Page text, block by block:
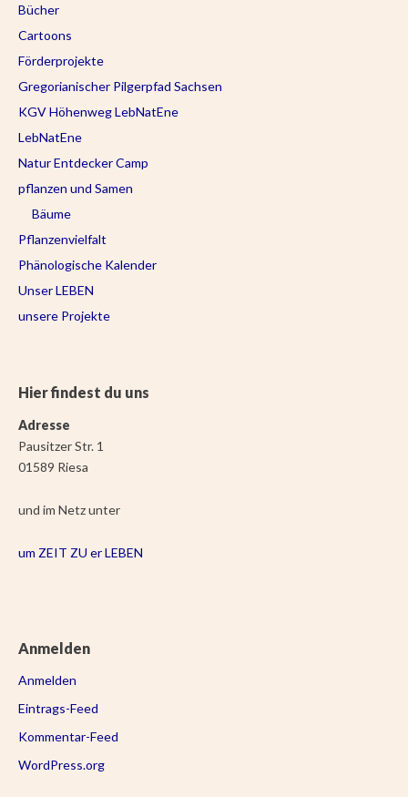
Bücher
Cartoons
Förderprojekte
Gregorianischer Pilgerpfad Sachsen
KGV Höhenweg LebNatEne
LebNatEne
Natur Entdecker Camp
pflanzen und Samen
Bäume
Pflanzenvielfalt
Phänologische Kalender
Unser LEBEN
unsere Projekte
Hier findest du uns
Adresse
Pausitzer Str. 1
01589 Riesa
und im Netz unter
um ZEIT ZU er LEBEN
Anmelden
Anmelden
Eintrags-Feed
Kommentar-Feed
WordPress.org